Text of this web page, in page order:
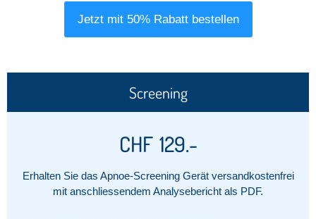
Jetzt mit 50% Rabatt bestellen
Screening
CHF 129.-
Erhalten Sie das Apnoe-Screening Gerät versandkostenfrei
mit anschliessendem Analysebericht als PDF.